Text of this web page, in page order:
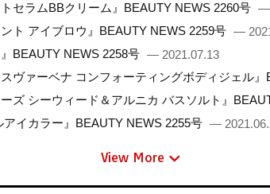
セラムBBクリーム』BEAUTY NEWS 2260号 —
ト アイブロウ』BEAUTY NEWS 2259号 —
BEAUTY NEWS 2258号 — 2021.07.13
スヴァーベナ コンフォーティングボディジェル
ーズ シーウィード＆アルニカ バスソルト』
アイカラー』BEAUTY NEWS 2255号 —
View More